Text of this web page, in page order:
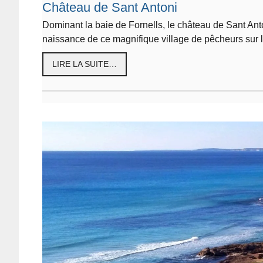
Château de Sant Antoni
Dominant la baie de Fornells, le château de Sant
naissance de ce magnifique village de pêcheurs
LIRE LA SUITE…